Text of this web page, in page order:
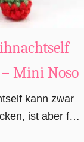
o
s
e
n
t
Mini Noso
kann zwar
ist aber für